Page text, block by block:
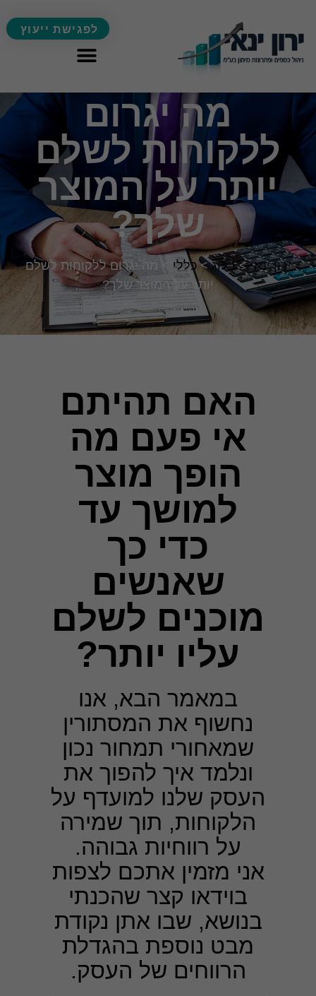
לפגישת ייעוץ
מה יגרום
ללקוחות לשלם
יותר על המוצר
שלך?
ירון ינאי>בלוג>כללי >מה יגרום ללקוחות לשלם
יותר על המוצר שלך?
האם תהיתם
אי פעם מה
הופך מוצר
למושך עד
כדי כך
שאנשים
מוכנים לשלם
עליו יותר?
במאמר הבא, אנו
נחשוף את המסתורין
שמאחורי תמחור נכון
ונלמד איך להפוך את
העסק שלנו למועדף על
הלקוחות, תוך שמירה
על רווחיות גבוהה.
אני מזמין אתכם לצפות
בוידאו קצר שהכנתי
בנושא, שבו אתן נקודת
מבט נוספת בהגדלת
הרווחים של העסק.